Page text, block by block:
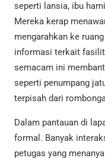
seperti lansia, ibu
Mereka kerap
mengarahkan ke
informasi terkait
semacam ini
seperti penumpang
terpisah dari
Dalam pantauan di
formal. Banyak
petugas yang